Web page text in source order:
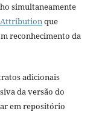
simultaneamente
Attributionque
reconhecimento da
adicionais
da versão do
em repositório